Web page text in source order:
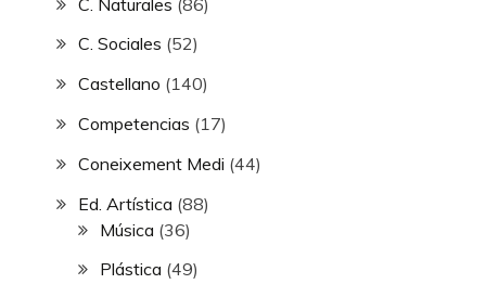
C. Sociales (52)
Castellano (140)
Competencias (17)
Coneixement Medi (44)
Ed. Artística (88)
Música (36)
Plástica (49)